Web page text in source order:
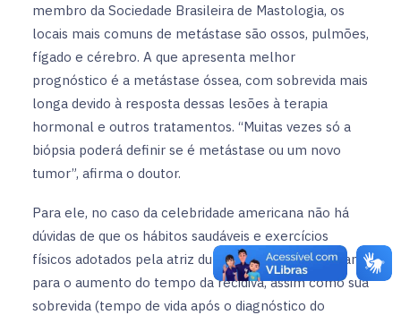
membro da Sociedade Brasileira de Mastologia, os
locais mais comuns de metástase são ossos, pulmões,
fígado e cérebro. A que apresenta melhor
prognóstico é a metástase óssea, com sobrevida mais
longa devido à resposta dessas lesões à terapia
hormonal e outros tratamentos. “Muitas vezes só a
biópsia poderá definir se é metástase ou um novo
tumor”, afirma o doutor.
Para ele, no caso da celebridade americana não há
dúvidas de que os hábitos saudáveis e exercícios
físicos adotados pela atriz durante anos colaboraram
para o aumento do tempo da recidiva, assim como sua
sobrevida (tempo de vida após o diagnóstico do